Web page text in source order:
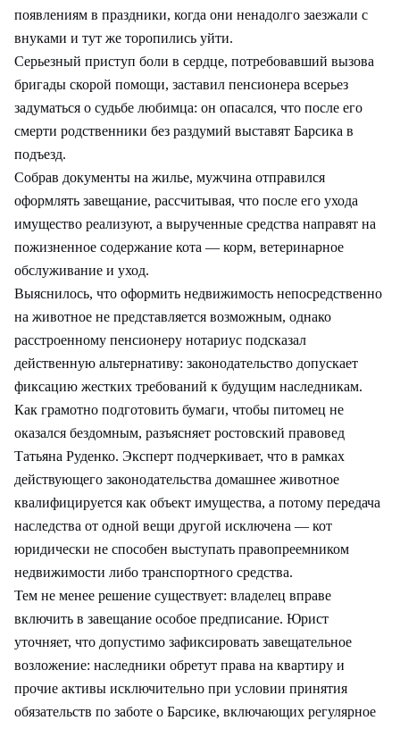
появлениям в праздники, когда они ненадолго заезжали с
внуками и тут же торопились уйти.
Серьезный приступ боли в сердце, потребовавший вызова
бригады скорой помощи, заставил пенсионера всерьез
задуматься о судьбе любимца: он опасался, что после его
смерти родственники без раздумий выставят Барсика в
подъезд.
Собрав документы на жилье, мужчина отправился
оформлять завещание, рассчитывая, что после его ухода
имущество реализуют, а вырученные средства направят на
пожизненное содержание кота — корм, ветеринарное
обслуживание и уход.
Выяснилось, что оформить недвижимость непосредственно
на животное не представляется возможным, однако
расстроенному пенсионеру нотариус подсказал
действенную альтернативу: законодательство допускает
фиксацию жестких требований к будущим наследникам.
Как грамотно подготовить бумаги, чтобы питомец не
оказался бездомным, разъясняет ростовский правовед
Татьяна Руденко. Эксперт подчеркивает, что в рамках
действующего законодательства домашнее животное
квалифицируется как объект имущества, а потому передача
наследства от одной вещи другой исключена — кот
юридически не способен выступать правопреемником
недвижимости либо транспортного средства.
Тем не менее решение существует: владелец вправе
включить в завещание особое предписание. Юрист
уточняет, что допустимо зафиксировать завещательное
возложение: наследники обретут права на квартиру и
прочие активы исключительно при условии принятия
обязательств по заботе о Барсике, включающих регулярное